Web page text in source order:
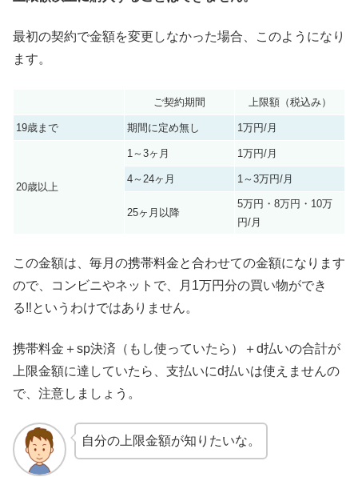
最初の契約で金額を変更しなかった場合、このようになり
ます。
ご契約期間 上限額（税込み）
19歳まで 期間に定め無し 1万円/月
20歳以上
1～3ヶ月 1万円/月
4～24ヶ月 1～3万円/月
25ヶ月以降
5万円・8万円・10万
円/月
この金額は、毎月の携帯料金と合わせての金額になります
ので、コンビニやネットで、月1万円分の買い物ができ
る‼というわけではありません。
携帯料金＋sp決済（もし使っていたら）＋d払いの合計が
上限金額に達していたら、支払いにd払いは使えませんの
で、注意しましょう。
自分の上限金額が知りたいな。